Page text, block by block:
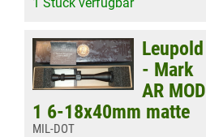
Leupold
- Mark
AR MOD
1 6-18x40mm matte
MIL-DOT